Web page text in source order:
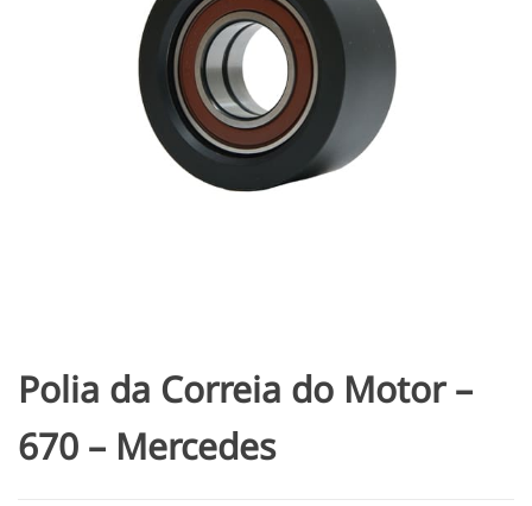
Polia da Correia do Motor –
670 – Mercedes